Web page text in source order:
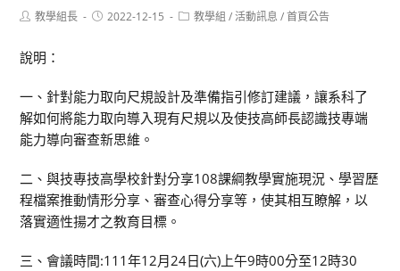
Post教學組長
Post2022-12-15
Post教學組 / 活動訊息 / 首頁公告
說明：
一、針對能力取向尺規設計及準備指引修訂建議，讓系科了
解如何將能力取向導入現有尺規以及使技高師長認識技專端
能力導向審查新思維。
二、與技專技高學校針對分享108課綱教學實施現況、學習歷
程檔案推動情形分享、審查心得分享等，使其相互瞭解，以
落實適性揚才之教育目標。
三、會議時間:111年12月24日(六)上午9時00分至12時30